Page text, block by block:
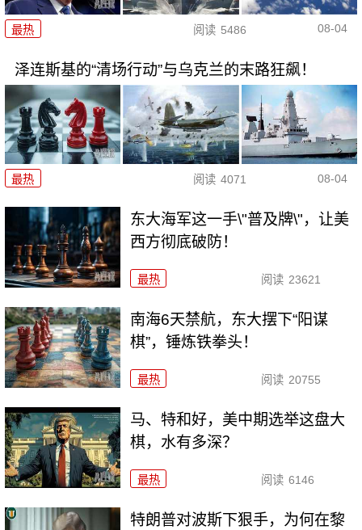
最热 阅读 5486 08-04
泽连斯基的“清场行动”与乌克兰的末路狂飙！
最热 阅读 4071 08-04
东大海军这一手\"普及牌\"，让美
西方彻底破防！
最热 阅读 23621
南海6天禁航，东大摆下“阳谋
棋”，锤炼铁拳头！
最热 阅读 20755
马、特和好，美中期选举这盘大
棋，水有多深？
最热 阅读 6146
特朗普对波斯下狠手，为何在黎